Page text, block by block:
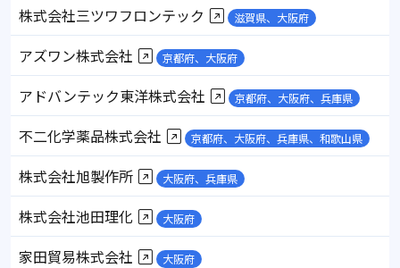
株式会社三ツワフロンテック 滋賀県、大阪府
アズワン株式会社 京都府、大阪府
アドバンテック東洋株式会社 京都府、大阪府、兵庫県
不二化学薬品株式会社 京都府、大阪府、兵庫県、和歌山県
株式会社旭製作所 大阪府、兵庫県
株式会社池田理化 大阪府
家田貿易株式会社 大阪府